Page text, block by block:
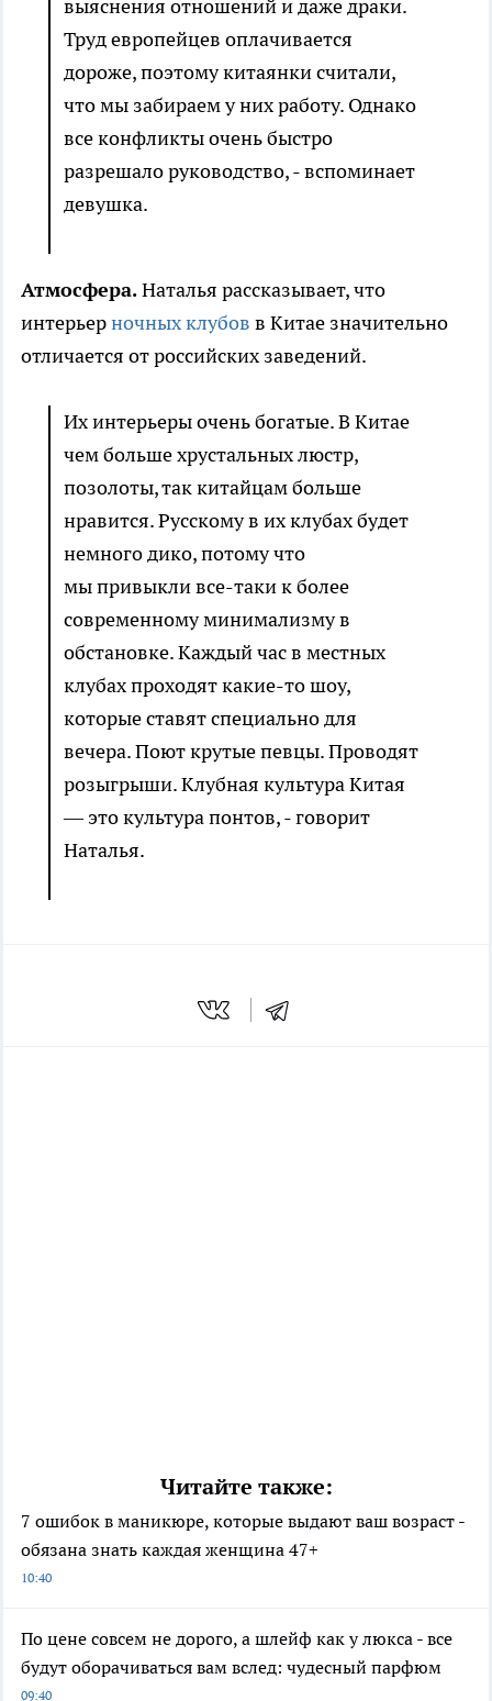
выяснения отношений и даже драки.
Труд европейцев оплачивается
дороже, поэтому китаянки считали,
что мы забираем у них работу. Однако
все конфликты очень быстро
разрешало руководство, - вспоминает
девушка.
Атмосфера.Наталья рассказывает, что
интерьерночных клубов в Китае значительно
отличается от российских заведений.
Их интерьеры очень богатые. В Китае
чем больше хрустальных люстр,
позолоты, так китайцам больше
нравится. Русскому в их клубах будет
немного дико, потому что
мы привыкли все-таки к более
современному минимализму в
обстановке. Каждый час в местных
клубах проходят какие-то шоу,
которые ставят специально для
вечера. Поют крутые певцы. Проводят
розыгрыши. Клубная культура Китая
— это культура понтов, - говорит
Наталья.
Читайте также:
7 ошибок в маникюре, которые выдают ваш возраст -
обязана знать каждая женщина 47+
10:40
По цене совсем не дорого, а шлейф как у люкса - все
будут оборачиваться вам вслед: чудесный парфюм
09:40